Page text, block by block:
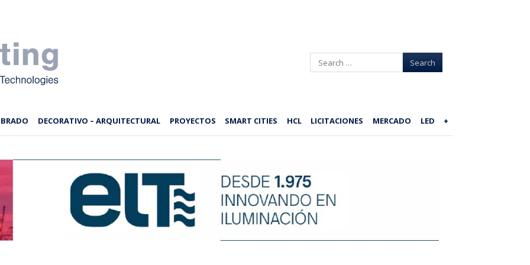
Search
DECORATIVO – ARQUITECTURAL PROYECTOS SMART CITIES HCL LICITACIONES MERCADO LED +